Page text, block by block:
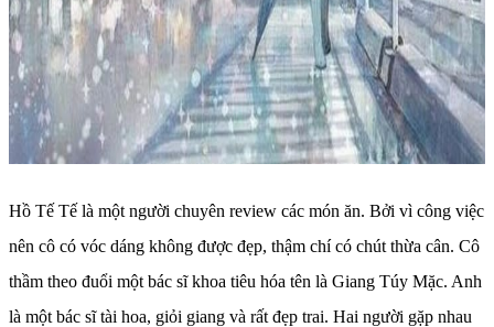
Hồ Tế Tế là một người chuyên review các món ăn. Bởi vì công việc
nên cô có vóc dáng không được đẹp, thậm chí có chút thừa cân. Cô
thầm theo đuổi một bác sĩ khoa tiêu hóa tên là Giang Túy Mặc. Anh
là một bác sĩ tài hoa, giỏi giang và rất đẹp trai. Hai người gặp nhau